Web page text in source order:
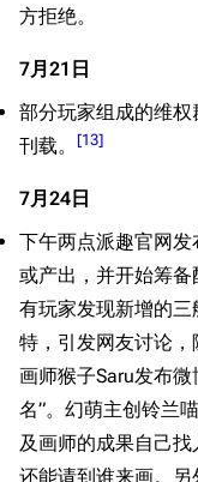
方拒绝。
7月21日
部分玩家组成的维
刊载。
[13]
7月24日
下午两点派趣官网
或产出，并开始筹
有玩家发现新增的
特，引发网友讨论
画师猴子Saru发布
名”。幻萌主创铃兰
及画师的成果自己
还能请到谁来画。